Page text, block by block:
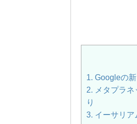
1. Googleの
2. メタプラ
り
3. イーサリ